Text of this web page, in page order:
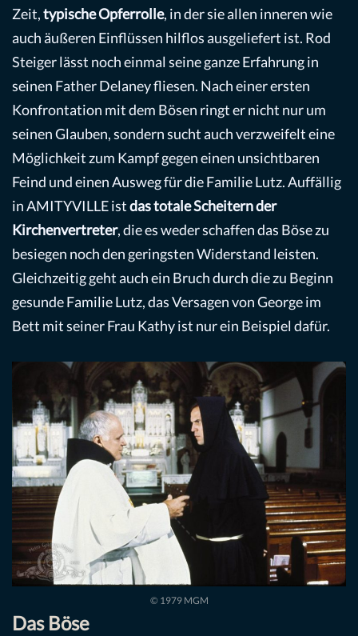
Zeit,typische Opferrolle, in der sie allen inneren wie
auch äußeren Einflüssen hilflos ausgeliefert ist. Rod
Steiger lässt noch einmal seine ganze Erfahrung in
seinen Father Delaney fliesen. Nach einer ersten
Konfrontation mit dem Bösen ringt er nicht nur um
seinen Glauben, sondern sucht auch verzweifelt eine
Möglichkeit zum Kampf gegen einen unsichtbaren
Feind und einen Ausweg für die Familie Lutz. Auffällig
in AMITYVILLE istdas totale Scheitern der
Kirchenvertreter, die es weder schaffen das Böse zu
besiegen noch den geringsten Widerstand leisten.
Gleichzeitig geht auch ein Bruch durch die zu Beginn
gesunde Familie Lutz, das Versagen von George im
Bett mit seiner Frau Kathy ist nur ein Beispiel dafür.
© 1979 MGM
Das Böse